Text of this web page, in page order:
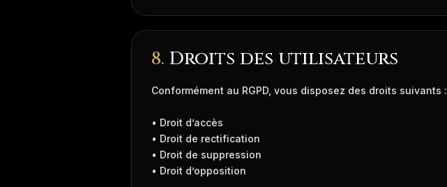
8. Droits des utilisateurs
Conformément au RGPD, vous disposez des droits suivants :
• Droit d’accès
• Droit de rectification
• Droit de suppression
• Droit d’opposition